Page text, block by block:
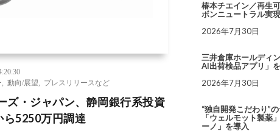
,動向/展望 プレスリリースなど
ズ・ジャパン、静岡銀行系投資
ら5250万円調達
椿本チエイン／再生
ボンニュートラル実
2026年7月30日
三井倉庫ホールディ
AI出荷検品アプリ」
2026年7月30日
“独自開発こだわり”
「ウェルモット製薬
ーノ」を導入